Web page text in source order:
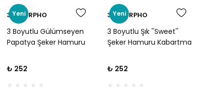
Yeni
3D MORPHO
3 Boyutlu Gülümseyen
Papatya Şeker Hamuru
Doğum Günü, Parti ve
Neşeli Butik Kurabiyeler
İçin
₺ 252
Yeni
3D MORPHO
3 Boyutlu Şık ''Sweet''
Şeker Hamuru Kabartma
Kurabiye, Pasta ve Tatlı
Konseptli Kutlamalar İçin
₺ 252